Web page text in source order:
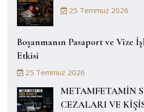
25 Temmuz 2026
Boşanmanın Pasaport ve Vize
Etkisi
25 Temmuz 2026
METAMFETAMİN
CEZALARI VE